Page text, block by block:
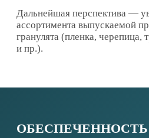
назначения составляет 30%, для
товаров — 70% (из всех видов доля
упаковочной продукции превышает
Темпы промышленного роста в пределах
эффективного рынка сбыта высоки: только
Сургутский район — это >25%
компаний-недропользователей.